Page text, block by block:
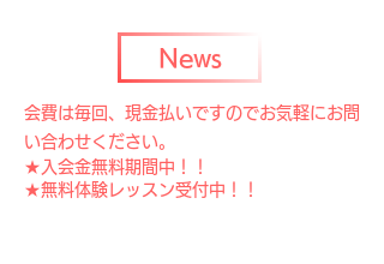
News
会費は毎回、現金払いですのでお気軽にお問
い合わせください。
★入会金無料期間中！！
★無料体験レッスン受付中！！